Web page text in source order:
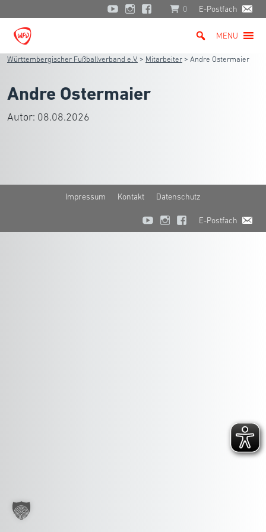
0 E-Postfach
MENU
Württembergischer Fußballverband e.V. > Mitarbeiter > Andre Ostermaier
Andre Ostermaier
Autor: 08.08.2026
Impressum Kontakt Datenschutz
E-Postfach